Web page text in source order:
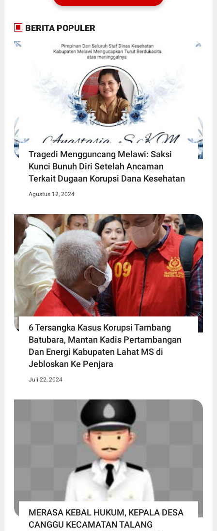
BERITA POPULER
Tragedi Mengguncang Melawi: Saksi
Kunci Bunuh Diri Setelah Ancaman
Terkait Dugaan Korupsi Dana Kesehatan
Agustus 12, 2024
6 Tersangka Kasus Korupsi Tambang
Batubara, Mantan Kadis Pertambangan
Dan Energi Kabupaten Lahat MS di
Jebloskan Ke Penjara
Juli 22, 2024
MERASA KEBAL HUKUM, KEPALA DESA
CANGGU KECAMATAN TALANG